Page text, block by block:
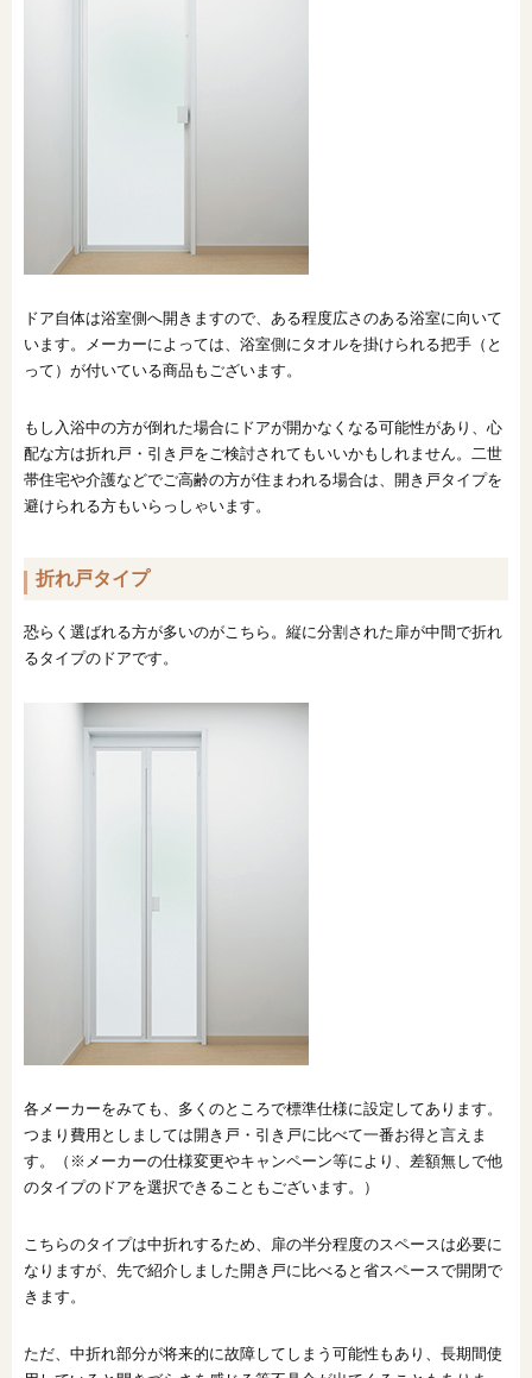
ドア自体は浴室側へ開きますので、ある程度広さのある浴室に向いて
います。メーカーによっては、浴室側にタオルを掛けられる把手（と
って）が付いている商品もございます。
もし入浴中の方が倒れた場合にドアが開かなくなる可能性があり、心
配な方は折れ戸・引き戸をご検討されてもいいかもしれません。二世
帯住宅や介護などでご高齢の方が住まわれる場合は、開き戸タイプを
避けられる方もいらっしゃいます。
折れ戸タイプ
恐らく選ばれる方が多いのがこちら。縦に分割された扉が中間で折れ
るタイプのドアです。
各メーカーをみても、多くのところで標準仕様に設定してあります。
つまり費用としましては開き戸・引き戸に比べて一番お得と言えま
す。（※メーカーの仕様変更やキャンペーン等により、差額無しで他
のタイプのドアを選択できることもございます。）
こちらのタイプは中折れするため、扉の半分程度のスペースは必要に
なりますが、先で紹介しました開き戸に比べると省スペースで開閉で
きます。
ただ、中折れ部分が将来的に故障してしまう可能性もあり、長期間使